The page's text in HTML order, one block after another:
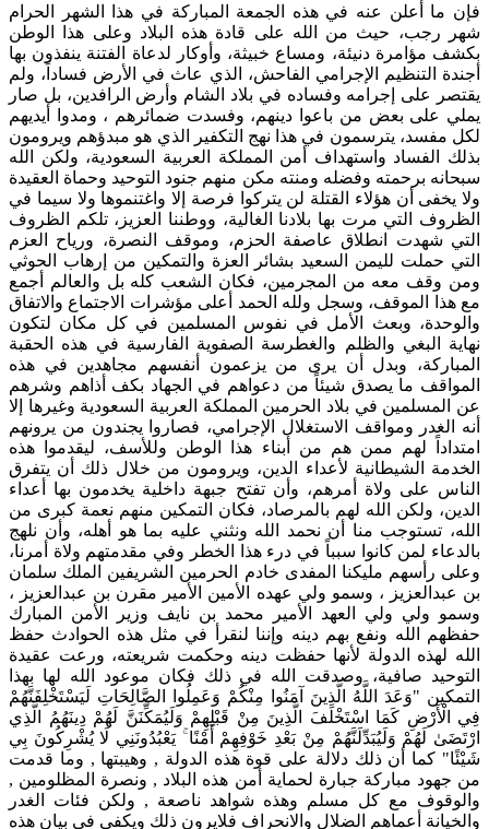
فإن ما أعلن عنه في هذه الجمعة المباركة في هذا الشهر الحرام
شهر رجب، حيث من الله على قادة هذه البلاد وعلى هذا الوطن
بكشف مؤامرة دنيئة، ومساع خبيثة، وأوكار لدعاة الفتنة ينفذون بها
أجندة التنظيم الإجرامي الفاحش، الذي عاث في الأرض فساداً، ولم
يقتصر على إجرامه وفساده في بلاد الشام وأرض الرافدين، بل صار
يملي على بعض من باعوا دينهم، وفسدت ضمائرهم ، ومدوا أيديهم
لكل مفسد، يترسمون في هذا نهج التكفير الذي هو مبدؤهم ويرومون
بذلك الفساد واستهداف أمن المملكة العربية السعودية، ولكن الله
سبحانه برحمته وفضله ومنته مكن منهم جنود التوحيد وحماة العقيدة
ولا يخفى أن هؤلاء القتلة لن يتركوا فرصة إلا واغتنموها ولا سيما في
الظروف التي مرت بها بلادنا الغالية، ووطننا العزيز، تلكم الظروف
التي شهدت انطلاق عاصفة الحزم، وموقف النصرة، ورياح العزم
التي حملت لليمن السعيد بشائر العزة والتمكين من إرهاب الحوثي
ومن وقف معه من المجرمين، فكان الشعب كله بل والعالم أجمع
مع هذا الموقف، وسجل ولله الحمد أعلى مؤشرات الاجتماع والاتفاق
والوحدة، وبعث الأمل في نفوس المسلمين في كل مكان لتكون
نهاية البغي والظلم والغطرسة الصفوية الفارسية في هذه الحقبة
المباركة، وبدل أن يرى من يزعمون أنفسهم مجاهدين في هذه
المواقف ما يصدق شيئاً من دعواهم في الجهاد بكف أذاهم وشرهم
عن المسلمين في بلاد الحرمين المملكة العربية السعودية وغيرها إلا
أنه الغدر ومواقف الاستغلال الإجرامي، فصاروا يجندون من يرونهم
امتداداً لهم ممن هم من أبناء هذا الوطن وللأسف، ليقدموا هذه
الخدمة الشيطانية لأعداء الدين، ويرومون من خلال ذلك أن يتفرق
الناس على ولاة أمرهم، وأن تفتح جبهة داخلية يخدمون بها أعداء
الدين، ولكن الله لهم بالمرصاد، فكان التمكين منهم نعمة كبرى من
الله، تستوجب منا أن نحمد الله ونثني عليه بما هو أهله، وأن نلهج
بالدعاء لمن كانوا سبباً في درء هذا الخطر وفي مقدمتهم ولاة أمرنا،
وعلى رأسهم مليكنا المفدى خادم الحرمين الشريفين الملك سلمان
بن عبدالعزيز ، وسمو ولي عهده الأمين الأمير مقرن بن عبدالعزيز ،
وسمو ولي ولي العهد الأمير محمد بن نايف وزير الأمن المبارك
حفظهم الله ونفع بهم دينه وإننا لنقرأ في مثل هذه الحوادث حفظ
الله لهذه الدولة لأنها حفظت دينه وحكمت شريعته، ورعت عقيدة
التوحيد صافية، وصدقت الله في ذلك فكان موعود الله لها بهذا
التمكين "وَعَدَ اللَّهُ الَّذِينَ آمَنُوا مِنْكُمْ وَعَمِلُوا الصَّالِحَاتِ لَيَسْتَخْلِفَنَّهُمْ
فِي الْأَرْضِ كَمَا اسْتَخْلَفَ الَّذِينَ مِنْ قَبْلِهِمْ وَلَيُمَكِّنَنَّ لَهُمْ دِينَهُمُ الَّذِي
ارْتَضَىٰ لَهُمْ وَلَيُبَدِّلَنَّهُمْ مِنْ بَعْدِ خَوْفِهِمْ أَمْنًا ۚ يَعْبُدُونَنِي لَا يُشْرِكُونَ بِي
شَيْئًا" كما أن ذلك دلالة على قوة هذه الدولة , وهيبتها , وما قدمت
من جهود مباركة جبارة لحماية أمن هذه البلاد , ونصرة المظلومين ,
والوقوف مع كل مسلم وهذه شواهد ناصعة , ولكن فئات الغدر
والخيانة أعماهم الضلال والانحراف فلايرون ذلك ويكفي في بيان هذه